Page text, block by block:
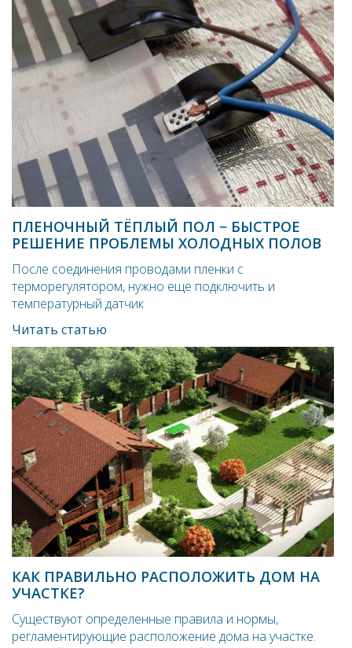
ПЛЕНОЧНЫЙ ТЁПЛЫЙ ПОЛ − БЫСТРОЕ
РЕШЕНИЕ ПРОБЛЕМЫ ХОЛОДНЫХ ПОЛОВ
После соединения проводами пленки с
терморегулятором, нужно еще подключить и
температурный датчик
Читать статью
КАК ПРАВИЛЬНО РАСПОЛОЖИТЬ ДОМ НА
УЧАСТКЕ?
Существуют определенные правила и нормы,
регламентирующие расположение дома на участке.